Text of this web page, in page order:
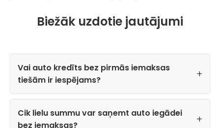
Biežāk uzdotie jautājumi
Vai auto kredīts bez pirmās iemaksas
tiešām ir iespējams?
Cik lielu summu var saņemt auto iegādei
bez iemaksas?